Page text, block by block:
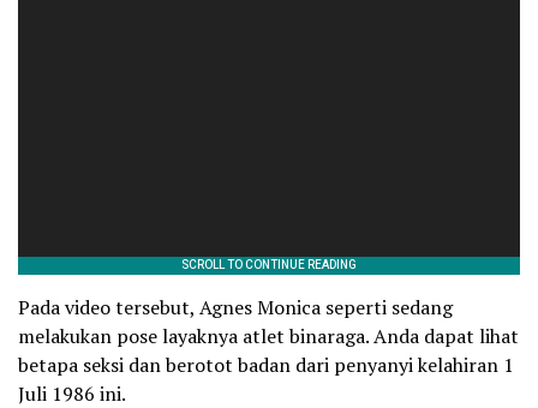
Pada video tersebut, Agnes Monica seperti sedang
melakukan pose layaknya atlet binaraga. Anda dapat lihat
betapa seksi dan berotot badan dari penyanyi kelahiran 1
Juli 1986 ini.